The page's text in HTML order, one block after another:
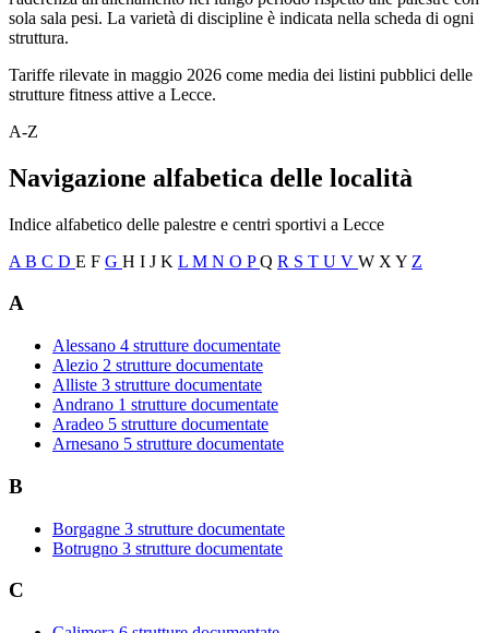
sola sala pesi. La varietà di discipline è indicata nella scheda di ogni
struttura.
Tariffe rilevate in maggio 2026 come media dei listini pubblici delle
strutture fitness attive a Lecce.
A-Z
Navigazione alfabetica delle località
Indice alfabetico delle palestre e centri sportivi a Lecce
A B C D E F G H I J K L M N O PQ R S T U V W X Y Z
A
Alessano 4 strutture documentate
Alezio 2 strutture documentate
Alliste 3 strutture documentate
Andrano 1 strutture documentate
Aradeo 5 strutture documentate
Arnesano 5 strutture documentate
B
Borgagne 3 strutture documentate
Botrugno 3 strutture documentate
C